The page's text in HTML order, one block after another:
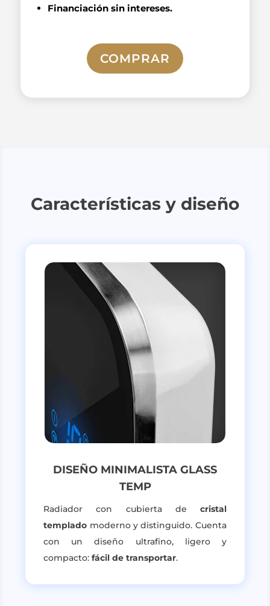
Financiación sin intereses.
COMPRAR
Características y diseño
DISEÑO MINIMALISTA GLASS
TEMP
Radiador con cubierta de cristal
templado moderno y distinguido. Cuenta
con un diseño ultrafino, ligero y
compacto:fácil de transportar.